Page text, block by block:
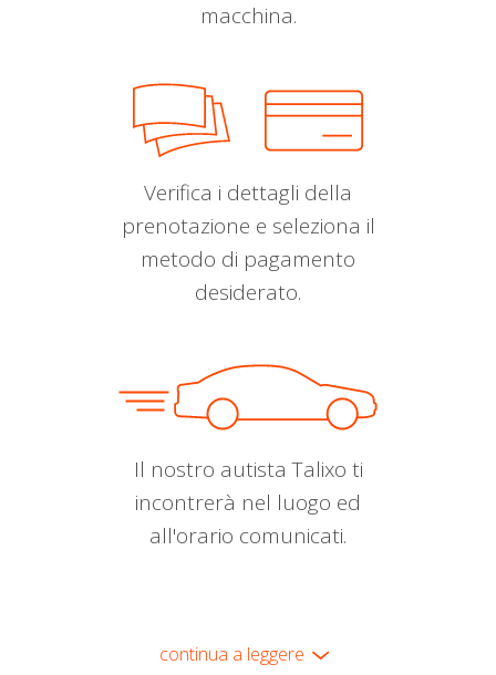
macchina.
Verifica i dettagli della
prenotazione e seleziona il
metodo di pagamento
desiderato.
Il nostro autista Talixo ti
incontrerà nel luogo ed
all'orario comunicati.
continua a leggere